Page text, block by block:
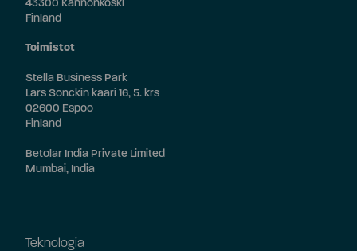
43300 Kannonkoski
Finland
Toimistot
Stella Business Park
Lars Sonckin kaari 16, 5. krs
02600 Espoo
Finland
Betolar India Private Limited
Mumbai, India
Teknologia